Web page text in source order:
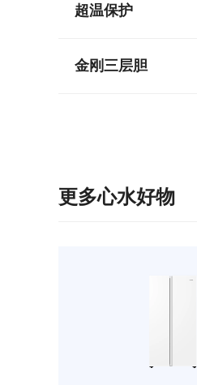
超温保护
金刚三层胆
更多心水好物